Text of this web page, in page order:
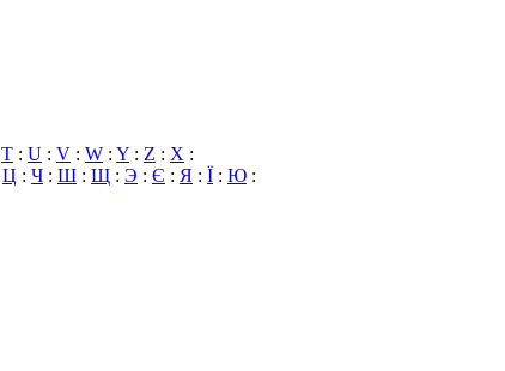
T : U : V : W : Y : Z : X :
Ц : Ч : Ш : Щ : Э : Є : Я : Ї : Ю :